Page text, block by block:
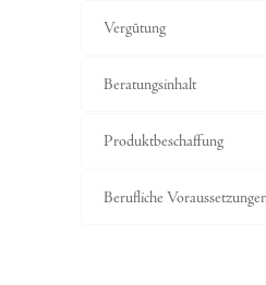
Vergütung
Beratungsinhalt
Produktbeschaffung
Berufliche